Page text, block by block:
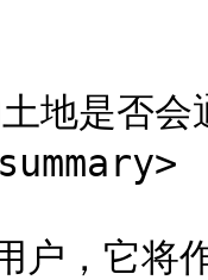
地是否
户，它将